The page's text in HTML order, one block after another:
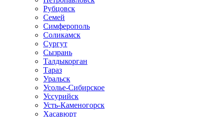
Рубцовск
Семей
Симферополь
Соликамск
Сургут
Сызрань
Талдыкорган
Тараз
Уральск
Усолье-Сибирское
Уссурийск
Усть-Каменогорск
Хасавюрт